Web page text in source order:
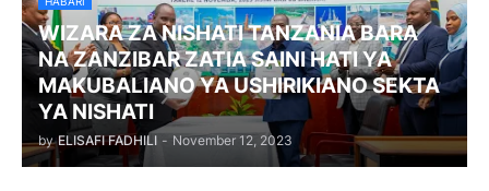
WIZARA ZA NISHATI TANZANIA BARA
NA ZANZIBAR ZATIA SAINI HATI YA
MAKUBALIANO YA USHIRIKIANO SEKTA
YA NISHATI
by ELISAFI FADHILI - November 12, 2023